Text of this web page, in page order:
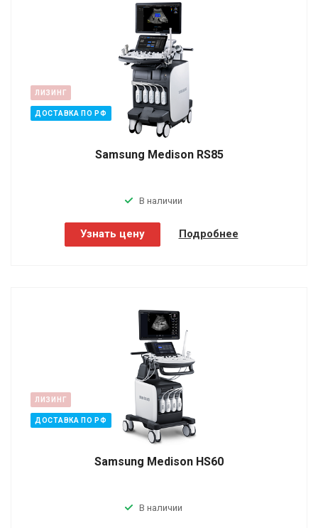
ЛИЗИНГ
ДОСТАВКА ПО РФ
Samsung Medison RS85
В наличии
Узнать цену Подробнее
ЛИЗИНГ
ДОСТАВКА ПО РФ
Samsung Medison HS60
В наличии